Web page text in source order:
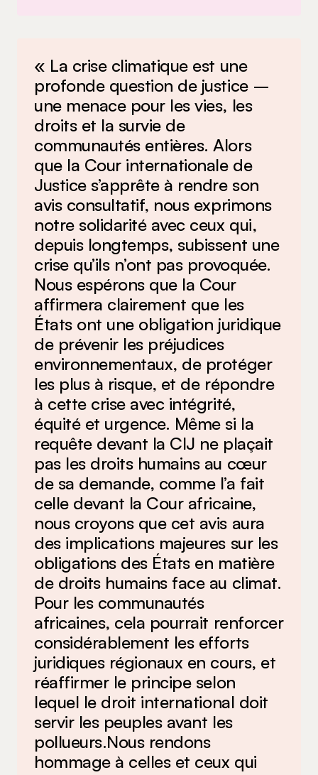
« La crise climatique est une
profonde question de justice –
une menace pour les vies, les
droits et la survie de
communautés entières. Alors
que la Cour internationale de
Justice s’apprête à rendre son
avis consultatif, nous exprimons
notre solidarité avec ceux qui,
depuis longtemps, subissent une
crise qu’ils n’ont pas provoquée.
Nous espérons que la Cour
affirmera clairement que les
États ont une obligation juridique
de prévenir les préjudices
environnementaux, de protéger
les plus à risque, et de répondre
à cette crise avec intégrité,
équité et urgence. Même si la
requête devant la CIJ ne plaçait
pas les droits humains au cœur
de sa demande, comme l’a fait
celle devant la Cour africaine,
nous croyons que cet avis aura
des implications majeures sur les
obligations des États en matière
de droits humains face au climat.
Pour les communautés
africaines, cela pourrait renforcer
considérablement les efforts
juridiques régionaux en cours, et
réaffirmer le principe selon
lequel le droit international doit
servir les peuples avant les
pollueurs.Nous rendons
hommage à celles et ceux qui